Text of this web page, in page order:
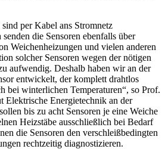
per Kabel ans Stromnetz
die Sensoren ebenfalls über
Weichenheizungen und vielen anderen
solcher Sensoren wegen der nötigen
aufwendig. Deshalb haben wir an der
entwickelt, der komplett drahtlos
bei winterlichen Temperaturen“, so Prof.
Elektrische Energietechnik an der
bis zu acht Sensoren je eine Weiche
Heizstäbe ausschließlich bei Bedarf
die Sensoren den verschleißbedingten
rechtzeitig diagnostizieren.